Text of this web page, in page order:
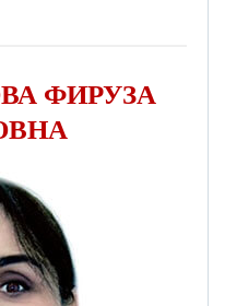
ФИРУЗА